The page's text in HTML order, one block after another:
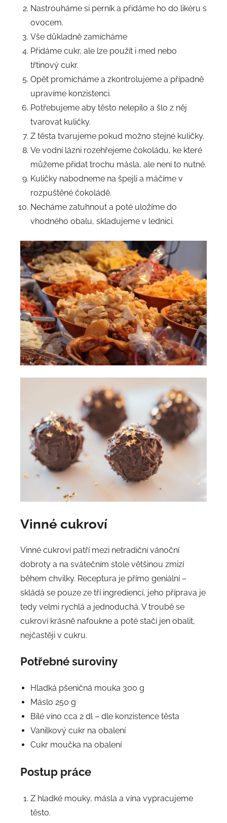
Nastrouháme si perník a přidáme ho do likéru s
ovocem.
Vše důkladně zamícháme
Přidáme cukr, ale lze použít i med nebo
třtinový cukr.
Opět promícháme a zkontrolujeme a případně
upravíme konzistenci.
Potřebujeme aby těsto nelepilo a šlo z něj
tvarovat kuličky.
Z těsta tvarujeme pokud možno stejné kuličky.
Ve vodní lázni rozehřejeme čokoládu, ke které
můžeme přidat trochu másla, ale není to nutné.
Kuličky nabodneme na špejli a máčíme v
rozpuštěné čokoládě.
Necháme zatuhnout a poté uložíme do
vhodného obalu, skladujeme v lednici.
Vinné cukroví
Vinné cukroví patří mezi netradiční vánoční
dobroty a na svátečním stole většinou zmizí
během chvilky. Receptura je přímo geniální –
skládá se pouze ze tří ingrediencí, jeho příprava je
tedy velmi rychlá a jednoduchá. V troubě se
cukroví krásně nafoukne a poté stačí jen obalit,
nejčastěji v cukru.
Potřebné suroviny
Hladká pšeničná mouka 300 g
Máslo 250 g
Bílé víno cca 2 dl – dle konzistence těsta
Vanilkový cukr na obalení
Cukr moučka na obalení
Postup práce
Z hladké mouky, másla a vína vypracujeme
těsto.